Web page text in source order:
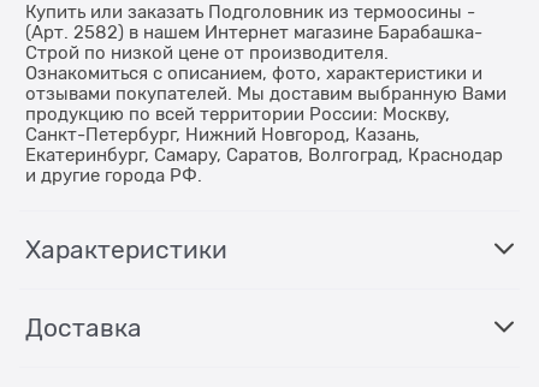
Купить или заказать Подголовник из термоосины -
(Арт. 2582) в нашем Интернет магазине Барабашка-
Строй по низкой цене от производителя.
Ознакомиться с описанием, фото, характеристики и
отзывами покупателей. Мы доставим выбранную Вами
продукцию по всей территории России: Москву,
Санкт-Петербург, Нижний Новгород, Казань,
Екатеринбург, Самару, Саратов, Волгоград, Краснодар
и другие города РФ.
Характеристики
Доставка